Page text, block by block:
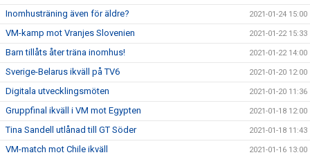
Inomhusträning även för äldre? 2021-01-24 15:00
VM-kamp mot Vranjes Slovenien 2021-01-22 15:33
Barn tillåts åter träna inomhus! 2021-01-22 14:00
Sverige-Belarus ikväll på TV6 2021-01-20 12:00
Digitala utvecklingsmöten 2021-01-20 11:36
Gruppfinal ikväll i VM mot Egypten 2021-01-18 12:00
Tina Sandell utlånad till GT Söder 2021-01-18 11:43
VM-match mot Chile ikväll 2021-01-16 13:00